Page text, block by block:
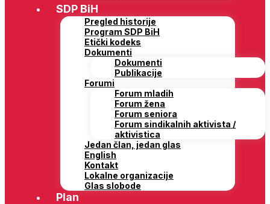
SDP BiH
Pregled historije
Program SDP BiH
Etički kodeks
Dokumenti
Dokumenti
Publikacije
Forumi
Forum mladih
Forum žena
Forum seniora
Forum sindikalnih aktivista /
aktivistica
Jedan član, jedan glas
English
Kontakt
Lokalne organizacije
Glas slobode
Plan